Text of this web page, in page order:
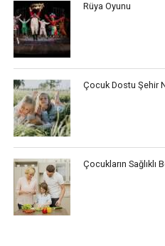
Rüya Oyunu
Çocuk Dostu Şehir
Çocukların Sağlıklı